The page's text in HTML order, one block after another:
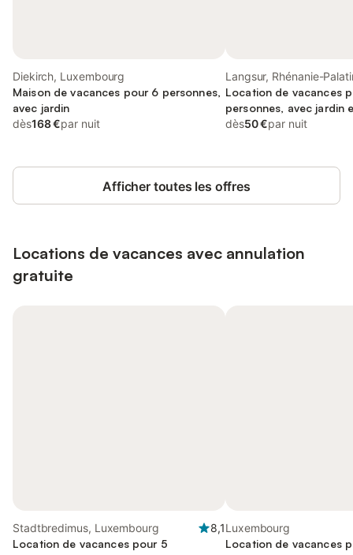
Diekirch, Luxembourg
Maison de vacances pour 6 personnes,
avec jardin
dès168 €par nuit
Langsur, Rhénanie-
Location de vacances
personnes, avec jardin
dès50 €par nuit
Afficher toutes les offres
Locations de vacances avec annulation
gratuite
Stadtbredimus, Luxembourg
8,1
Location de vacances pour 5
Luxembourg
Location de vacances